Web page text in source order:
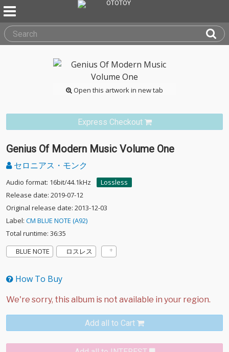
Open this artwork in new tab
Express Checkout
Genius Of Modern Music Volume One
セロニアス・モンク
Audio format: 16bit/44.1kHz
Lossless
Release date: 2019-07-12
Original release date: 2013-12-03
Label: CM BLUE NOTE (A92)
Total runtime: 36:35
BLUE NOTE
ロスレス
How To Buy
Add all to Cart